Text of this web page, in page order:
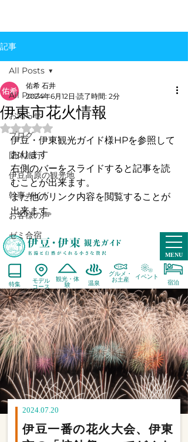
記事
All Posts
お知らせ
ブログ
団体旅行
伊豆高原の観光地
幹事ガイド
お客様の声
ゼミ合宿
All Posts
伊東市花火情報
佑希 石井
2024年6月12日 読了時間: 2分
5つ星のうちNaNと評価されています。
伊豆・伊東観光ガイド様HPを参照して
おります
右側のバーをスライドすると記事を読
むことが出来ます。
また他のリンク内容を閲覧することが
出来ます。